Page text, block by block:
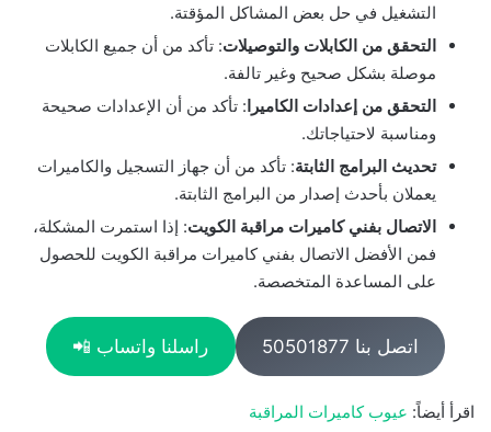
التشغيل في حل بعض المشاكل المؤقتة.
التحقق من الكابلات والتوصيلات: تأكد من أن جميع الكابلات
موصلة بشكل صحيح وغير تالفة.
التحقق من إعدادات الكاميرا: تأكد من أن الإعدادات صحيحة
ومناسبة لاحتياجاتك.
تحديث البرامج الثابتة: تأكد من أن جهاز التسجيل والكاميرات
يعملان بأحدث إصدار من البرامج الثابتة.
الاتصال بفني كاميرات مراقبة الكويت: إذا استمرت المشكلة،
فمن الأفضل الاتصال بفني كاميرات مراقبة الكويت للحصول
على المساعدة المتخصصة.
اتصل بنا 50501877 راسلنا واتساب 📲
اقرأ أيضاً: عيوب كاميرات المراقبة